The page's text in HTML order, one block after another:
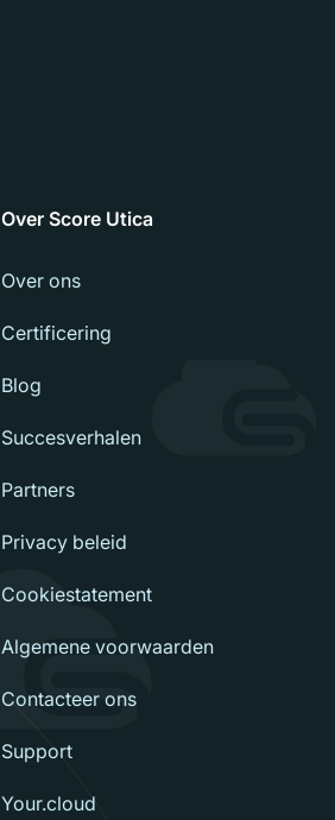
Over Score Utica
Over ons
Certificering
Blog
Succesverhalen
Partners
Privacy beleid
Cookiestatement
Algemene voorwaarden
Contacteer ons
Support
Your.cloud